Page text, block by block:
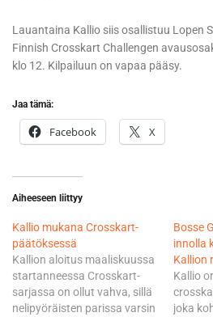
Lauantaina Kallio siis osallistuu Lopen
Finnish Crosskart Challengen
klo 12. Kilpailuun on vapaa pääsy.
Jaa tämä:
Facebook X
Aiheeseen liittyy
Kallio mukana Crosskart-
päätöksessä
Kallion aloitus maaliskuussa
startanneessa Crosskart-
sarjassa on ollut vahva, sillä
nelipyöräisten parissa varsin
Bosse
innolla
Kallion
Kallio
joka